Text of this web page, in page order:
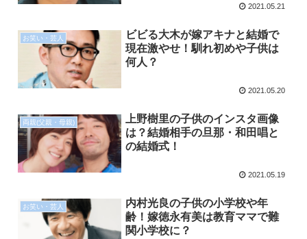
2021.05.21
お笑い・芸人
ビビる大木が嫁アキナと結婚で
現在激やせ！馴れ初めや子供は
何人？
2021.05.20
両親(父親・母親)
上野樹里の子供のインスタ画像
は？結婚相手の旦那・和田唱と
の結婚式！
2021.05.19
お笑い・芸人
内村光良の子供の小学校や年
齢！嫁徳永有美は教育ママで難
関小学校に？